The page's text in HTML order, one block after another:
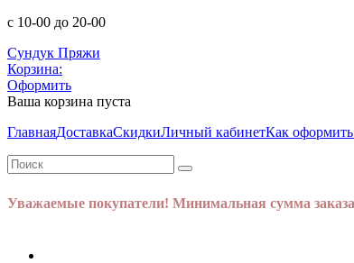
с 10-00 до 20-00
Сундук Пряжи
Корзина:
Оформить
Ваша корзина пуста
ГлавнаяДоставкаСкидкиЛичный кабинетКак оформить
Уважаемые покупатели! Минимальная сумма